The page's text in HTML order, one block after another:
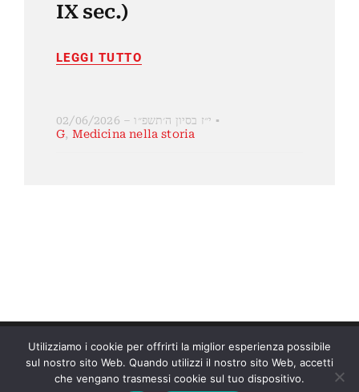
IX sec.)
LEGGI TUTTO
י״ז בסיון ה׳תשפ״ו – 02/06/2026 ▪
G, Medicina nella storia
© 2026 • All Rights Reserved •Privacy Policy
Utilizziamo i cookie per offrirti la miglior esperienza possibile
sul nostro sito Web. Quando utilizzi il nostro sito Web, accetti
che vengano trasmessi cookie sul tuo dispositivo.